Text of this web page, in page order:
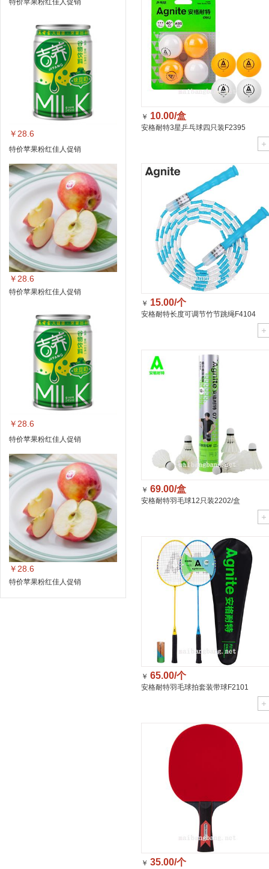
特价苹果粉红佳人促销
￥28.6
特价苹果粉红佳人促销
￥28.6
特价苹果粉红佳人促销
￥28.6
特价苹果粉红佳人促销
￥28.6
特价苹果粉红佳人促销
￥ 10.00/盒
安格耐特3星乒乓球四只装F2395
￥ 15.00/个
安格耐特长度可调节竹节跳绳F4104
￥ 69.00/盒
安格耐特羽毛球12只装2202/盒
￥ 65.00/个
安格耐特羽毛球拍套装带球F2101
￥ 35.00/个